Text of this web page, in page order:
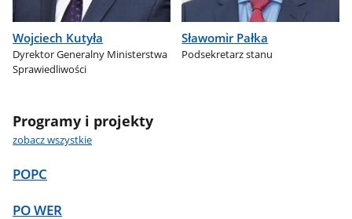
Wojciech Kutyła
Dyrektor Generalny Ministerstwa
Sprawiedliwości
Sławomir Pałka
Podsekretarz stanu
Programy i projekty
zobacz wszystkie
POPC
PO WER